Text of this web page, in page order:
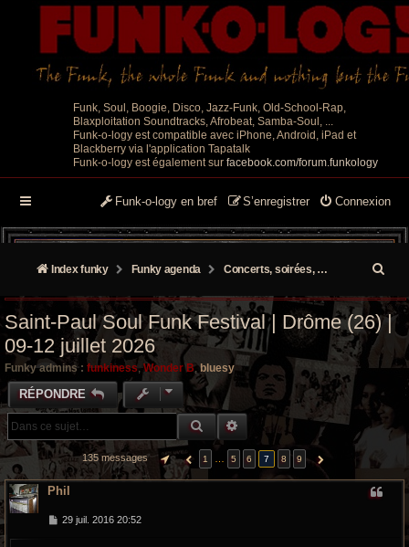
Funk, Soul, Boogie, Disco, Jazz-Funk, Old-School-Rap,
Blaxploitation Soundtracks, Afrobeat, Samba-Soul, ...
Funk-o-logy est compatible avec iPhone, Android, iPad et
Blackberry via l'application Tapatalk
Funk-o-logy est également sur facebook.com/forum.funkology
Connexion
S’enregistrer
Funk-o-logy en bref
Index funky Funky agenda Concerts, soirées, événements
e
r
Saint-Paul Soul Funk Festival | Drôme (26) |
09-12 juillet 2026
Funky admins : funkiness,Wonder B,bluesy
RÉPONDRE
RECHERCHE GROOVY
RECHERCHE AVANCÉE
135 messages PAGE7 SUR9
PRÉCÉDENTE
1 … 5 6 7 8 9 SUIVANTE
Phil
M
29 juil. 2016 20:52